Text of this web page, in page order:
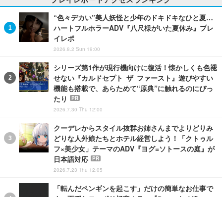
“色々デカい”美人妖怪と少年のドキドキなひと夏…
ハートフルホラーADV『八尺様がいた夏休み』プレ
イレポ
2026.8.2 Sun 19:00
シリーズ第1作が現行機向けに復活！懐かしくも色褪
せない『カルドセプト ザ ファースト』遊びやすい
機能も搭載で、あらためて“原典”に触れるのにぴっ
たり
PR
2026.7.30 Thu 12:00
クーデレからスタイル抜群お姉さんまでよりどりみ
どりな人外娘たちとホテル経営しよう！「クトゥル
フ×美少女」テーマのADV『ヨグ=ソトースの庭』が
日本語対応
PR
2026.7.23 Thu 12:05
「転んだペンギンを起こす」だけの簡単なお仕事で